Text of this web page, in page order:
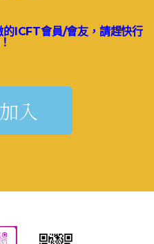
ICFT會員/會友，請趕快行
入